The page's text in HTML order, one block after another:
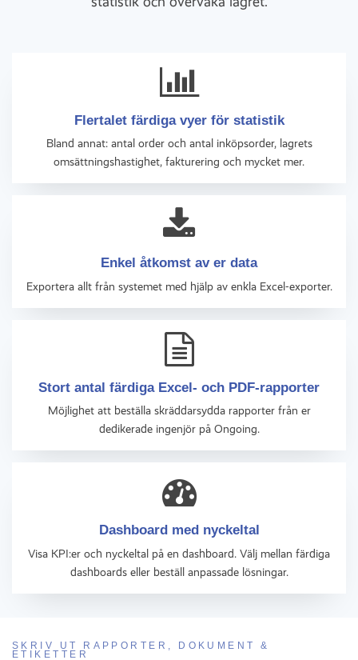
Flertalet färdiga vyer för statistik
Bland annat: antal order och antal inköpsorder, lagrets
omsättningshastighet, fakturering och mycket mer.
Enkel åtkomst av er data
Exportera allt från systemet med hjälp av enkla Excel-exporter.
Stort antal färdiga Excel- och PDF-rapporter
Möjlighet att beställa skräddarsydda rapporter från er
dedikerade ingenjör på Ongoing.
Dashboard med nyckeltal
Visa KPI:er och nyckeltal på en dashboard. Välj mellan färdiga
dashboards eller beställ anpassade lösningar.
SKRIV UT RAPPORTER, DOKUMENT &
ETIKETTER